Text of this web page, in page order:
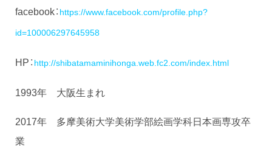
facebook： https://www.facebook.com/profile.php?
id=100006297645958
HP： http://shibatamaminihonga.web.fc2.com/index.html
1993年 大阪生まれ
2017年 多摩美術大学美術学部絵画学科日本画専攻卒
業